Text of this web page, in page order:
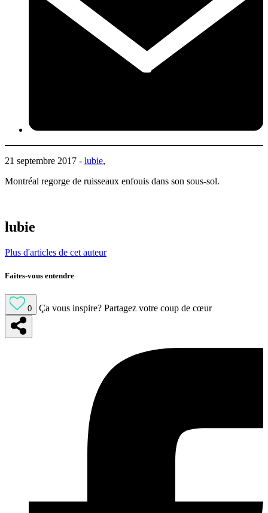
21 septembre 2017 - lubie,
Montréal regorge de ruisseaux enfouis dans son sous-sol.
lubie
Plus d'articles de cet auteur
Faites-vous entendre
0 Ça vous inspire? Partagez votre coup de cœur